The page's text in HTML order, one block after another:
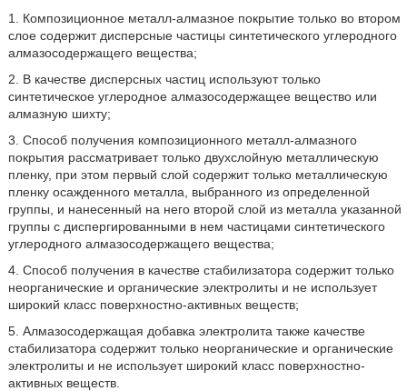
1. Композиционное металл-алмазное покрытие только во втором
слое содержит дисперсные частицы синтетического углеродного
алмазосодержащего вещества;
2. В качестве дисперсных частиц используют только
синтетическое углеродное алмазосодержащее вещество или
алмазную шихту;
3. Способ получения композиционного металл-алмазного
покрытия рассматривает только двухслойную металлическую
пленку, при этом первый слой содержит только металлическую
пленку осажденного металла, выбранного из определенной
группы, и нанесенный на него второй слой из металла указанной
группы с диспергированными в нем частицами синтетического
углеродного алмазосодержащего вещества;
4. Способ получения в качестве стабилизатора содержит только
неорганические и органические электролиты и не использует
широкий класс поверхностно-активных веществ;
5. Алмазосодержащая добавка электролита также качестве
стабилизатора содержит только неорганические и органические
электролиты и не использует широкий класс поверхностно-
активных веществ.